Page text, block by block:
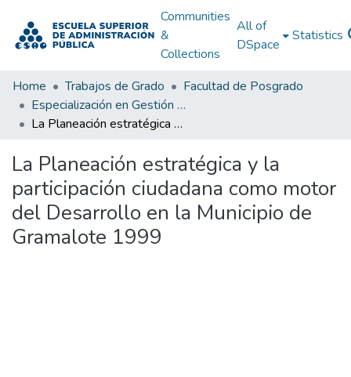
Communities
&
Collections
All of
DSpace
Statistics
Home Trabajos de Grado
Facultad de Posgrado
Especialización en Gestión Pública
La Planeación estratégica y la participación ciudadana como motor del Desarrollo en la Municipio de Gramalote 1999
La Planeación estratégica y la
participación ciudadana como motor
del Desarrollo en la Municipio de
Gramalote 1999